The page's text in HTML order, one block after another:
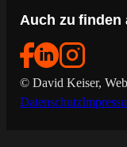
Auch zu finden
© David Keiser,
Datenschutz